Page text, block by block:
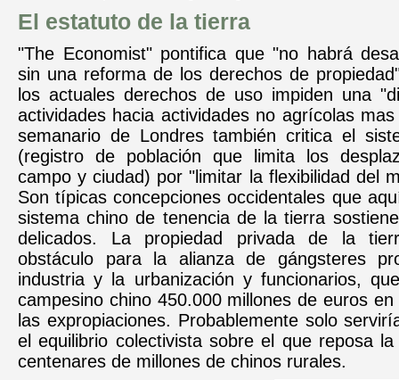
El estatuto de la tierra
"The Economist" pontifica que "no habrá
sin una reforma de los derechos de
los actuales derechos de uso impiden una
actividades hacia actividades no agrícolas
semanario de Londres también critica el
(registro de población que limita los
campo y ciudad) por "limitar la flexibilidad del
Son típicas concepciones occidentales que
sistema chino de tenencia de la tierra
delicados. La propiedad privada de la
obstáculo para la alianza de gángsteres
industria y la urbanización y funcionarios,
campesino chino 450.000 millones de euros
las expropiaciones. Probablemente solo
el equilibrio colectivista sobre el que reposa
centenares de millones de chinos rurales.